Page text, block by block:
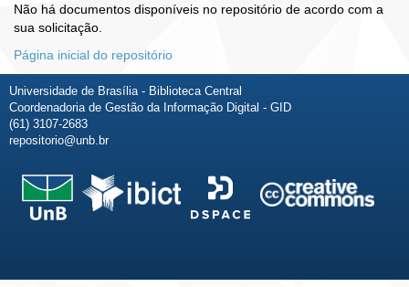
Não há documentos disponíveis no repositório de acordo com a
sua solicitação.
Página inicial do repositório
Universidade de Brasília - Biblioteca Central
Coordenadoria de Gestão da Informação Digital - GID
(61) 3107-2683
repositorio@unb.br